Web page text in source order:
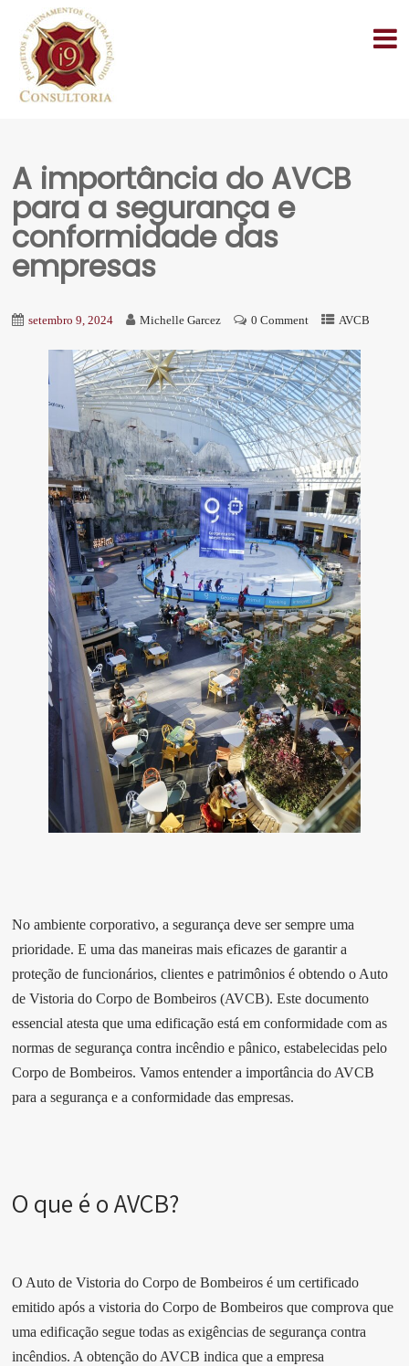
A importância do AVCB
para a segurança e
conformidade das
empresas
setembro 9, 2024 Michelle Garcez 0 Comment AVCB
No ambiente corporativo, a segurança deve ser sempre uma
prioridade. E uma das maneiras mais eficazes de garantir a
proteção de funcionários, clientes e patrimônios é obtendo o Auto
de Vistoria do Corpo de Bombeiros (AVCB). Este documento
essencial atesta que uma edificação está em conformidade com as
normas de segurança contra incêndio e pânico, estabelecidas pelo
Corpo de Bombeiros. Vamos entender a importância do AVCB
para a segurança e a conformidade das empresas.
O que é o AVCB?
O Auto de Vistoria do Corpo de Bombeiros é um certificado
emitido após a vistoria do Corpo de Bombeiros que comprova que
uma edificação segue todas as exigências de segurança contra
incêndios. A obtenção do AVCB indica que a empresa